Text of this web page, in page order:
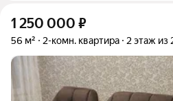
1 250 000 ₽
56 м² 2-комн. квартира 2 этаж из